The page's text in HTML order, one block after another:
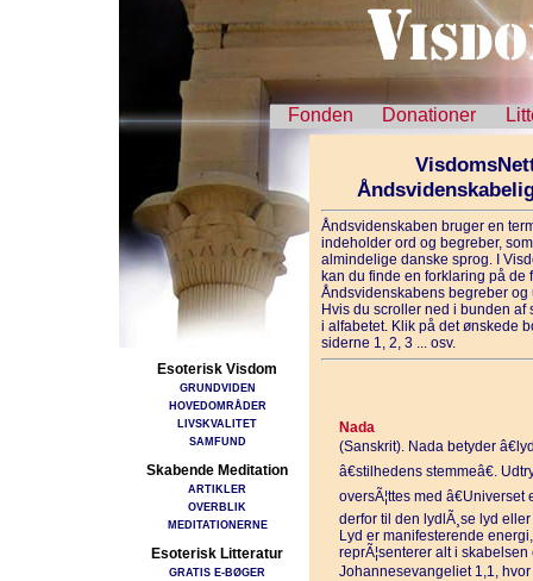
Fonden Donationer
Esoterisk Visdom
GRUNDVIDEN
HOVEDOMRÅDER
LIVSKVALITET
SAMFUND
Skabende Meditation
ARTIKLER
OVERBLIK
MEDITATIONERNE
Esoterisk Litteratur
GRATIS E-BØGER
Åndsvidenskaben bruger en
indeholder ord og begreber,
almindelige danske sprog. I
kan du finde en forklaring på de
Åndsvidenskabens begreber og
Hvis du scroller ned i bunden
i alfabetet. Klik på det ønskede
siderne 1, 2, 3 ... osv.
Nada
(Sanskrit). Nada betyder
â€stilhedens stemmeâ€.
oversÃ¦ttes med â€Universet
derfor til den lydlÃ¸se lyd
Lyd er manifesterende
reprÃ¦senterer alt i
Johannesevangeliet 1,1, hvor